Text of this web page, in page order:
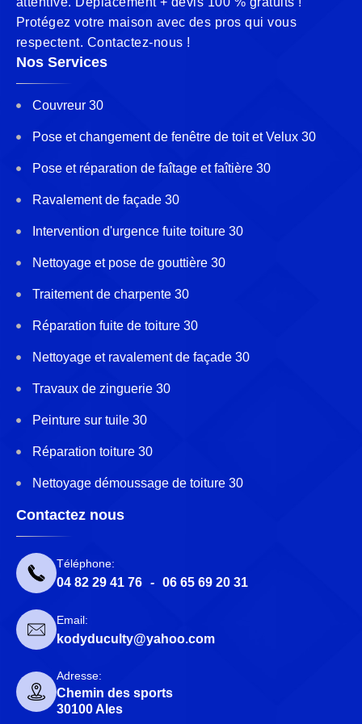
Protégez votre maison avec des pros qui vous
respectent. Contactez-nous !
Nos Services
Couvreur 30
Pose et changement de fenêtre de toit et Velux 30
Pose et réparation de faîtage et faîtière 30
Ravalement de façade 30
Intervention d'urgence fuite toiture 30
Nettoyage et pose de gouttière 30
Traitement de charpente 30
Réparation fuite de toiture 30
Nettoyage et ravalement de façade 30
Travaux de zinguerie 30
Peinture sur tuile 30
Réparation toiture 30
Nettoyage démoussage de toiture 30
Contactez nous
Téléphone:
04 82 29 41 76 - 06 65 69 20 31
Email:
kodyduculty@yahoo.com
Adresse:
Chemin des sports
30100 Ales